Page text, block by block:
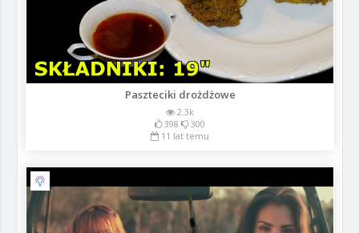
Paszteciki drożdżowe
2.3k
398
300
11 lat temu